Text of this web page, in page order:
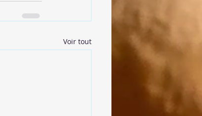
Voir tout